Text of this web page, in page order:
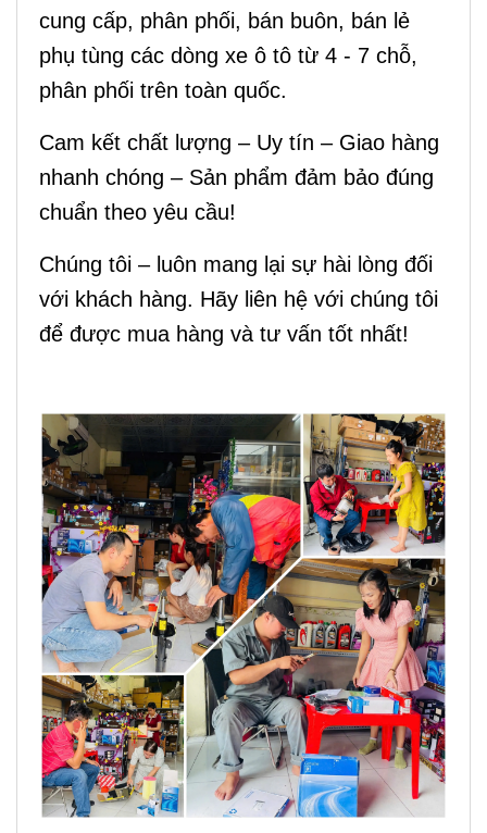
cung cấp, phân phối, bán buôn, bán lẻ
phụ tùng các dòng xe ô tô từ 4 - 7 chỗ,
phân phối trên toàn quốc.
Cam kết chất lượng – Uy tín – Giao hàng
nhanh chóng – Sản phẩm đảm bảo đúng
chuẩn theo yêu cầu!
Chúng tôi – luôn mang lại sự hài lòng đối
với khách hàng. Hãy liên hệ với chúng tôi
để được mua hàng và tư vấn tốt nhất!